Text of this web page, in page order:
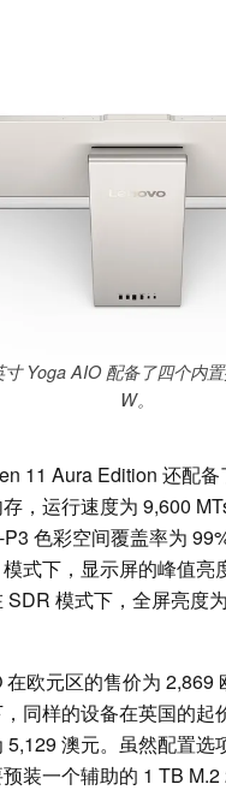
Yoga AIO 配备了四个内
W。
11 Aura Edition 还配备
，运行速度为 9,600
色彩空间覆盖率为
式下，显示屏的峰值亮
SDR 模式下，全屏亮度
在欧元区的售价为 2,869
同样的设备在英国的起
5,129 澳元。虽然配置选
装一个辅助的 1 TB